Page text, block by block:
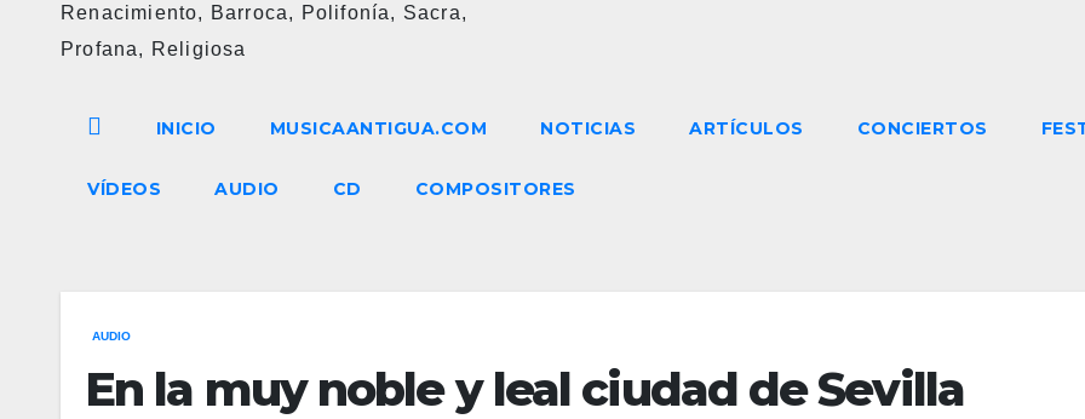
Renacimiento, Barroca, Polifonía, Sacra,
Profana, Religiosa
INICIO MUSICAANTIGUA.COM NOTICIAS ARTÍCULOS CONCIERTOS
VÍDEOS AUDIO CD COMPOSITORES
AUDIO
En la muy noble y leal ciudad de Sevilla